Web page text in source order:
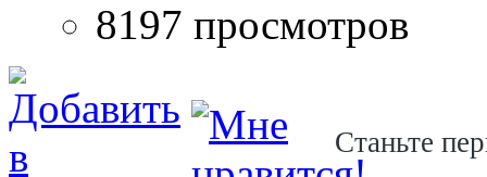
8197 просмотров
Станьте